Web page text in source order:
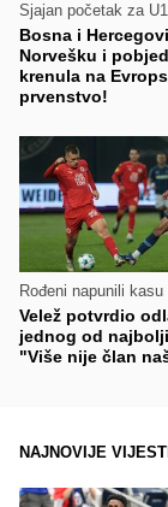
Sjajan početak za
Bosna i
Norvešku i
krenula na
prvenstvo!
Rođeni napunili kasu
Velež potvrdio
jednog od
"Više nije član
NAJNOVIJE VIJESTI